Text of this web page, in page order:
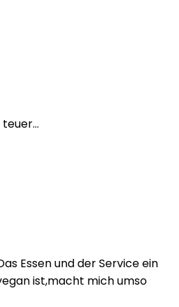
teuer…
Essen und der Service ein
ist,macht mich umso